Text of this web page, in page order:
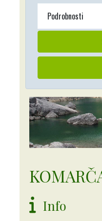
Podrobnosti
Info